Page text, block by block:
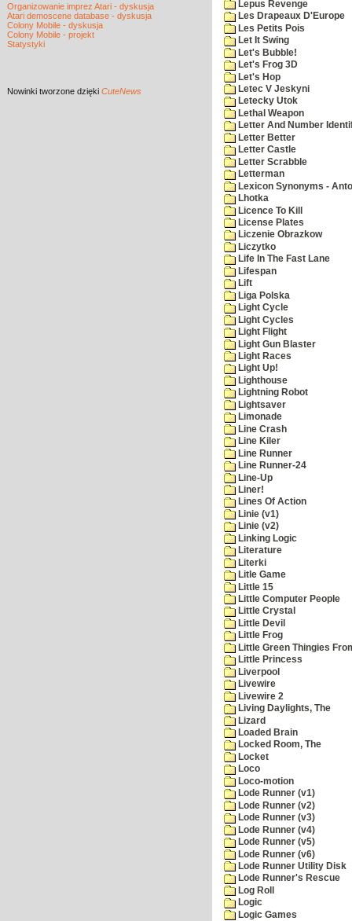
Organizowanie imprez Atari - dyskusja
Atari demoscene database - dyskusja
Colony Mobile - dyskusja
Colony Mobile - projekt
Statystyki
Nowinki tworzone dzięki CuteNews
Lepus Revenge
Les Drapeaux D'Europe
Les Petits Pois
Let It Swing
Let's Bubble!
Let's Frog 3D
Let's Hop
Letec V Jeskyni
Letecky Utok
Lethal Weapon
Letter And Number
Letter Better
Letter Castle
Letter Scrabble
Letterman
Lexicon Synonyms -
Lhotka
Licence To Kill
License Plates
Liczenie Obrazkow
Liczytko
Life In The Fast Lane
Lifespan
Lift
Liga Polska
Light Cycle
Light Cycles
Light Flight
Light Gun Blaster
Light Races
Light Up!
Lighthouse
Lightning Robot
Lightsaver
Limonade
Line Crash
Line Kiler
Line Runner
Line Runner-24
Line-Up
Liner!
Lines Of Action
Linie (v1)
Linie (v2)
Linking Logic
Literature
Literki
Litle Game
Little 15
Little Computer People
Little Crystal
Little Devil
Little Frog
Little Green Thingies
Little Princess
Liverpool
Livewire
Livewire 2
Living Daylights, The
Lizard
Loaded Brain
Locked Room, The
Locket
Loco
Loco-motion
Lode Runner (v1)
Lode Runner (v2)
Lode Runner (v3)
Lode Runner (v4)
Lode Runner (v5)
Lode Runner (v6)
Lode Runner Utility Disk
Lode Runner's Rescue
Log Roll
Logic
Logic Games